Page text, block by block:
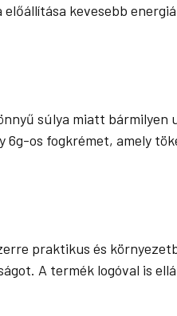
kevesebb
súlya miatt bármilyen
6g-os fogkrémet, amely
praktikus és
A termék logóval is